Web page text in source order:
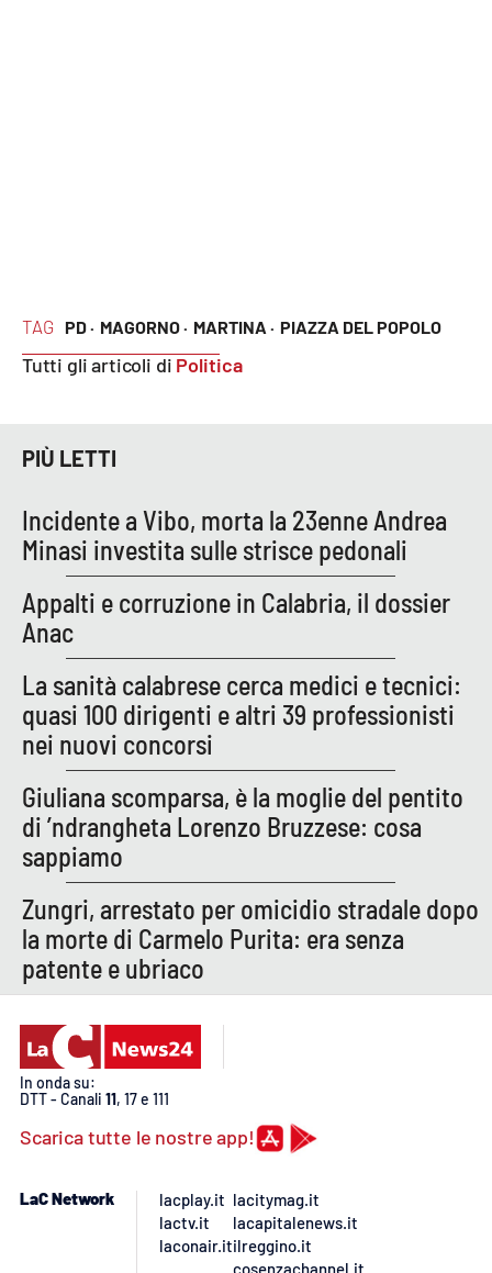
EDIZIONI
LOCALI
Vibo Valentia
Reggio Calabria
Cosenza
Lamezia Terme
PROGETTI
SPECIALI
Buona Sanità Calabria
LA
CALABRIAVISIONE
Destinazioni
Eventi
Food
Storie
TAG PD · MAGORNO · MARTINA · PIAZZA DEL POPOLO
Tutti gli articoli di Politica
PIÙ LETTI
Incidente a Vibo, morta la 23enne Andrea
Minasi investita sulle strisce pedonali
Appalti e corruzione in Calabria, il dossier
Anac
La sanità calabrese cerca medici e tecnici:
quasi 100 dirigenti e altri 39 professionisti
nei nuovi concorsi
Giuliana scomparsa, è la moglie del pentito
di ’ndrangheta Lorenzo Bruzzese: cosa
sappiamo
Zungri, arrestato per omicidio stradale dopo
la morte di Carmelo Purita: era senza
patente e ubriaco
In onda su:
DTT - Canali 11, 17 e 111
Scarica tutte le nostre app!
LaC Network
lacplay.it
lactv.it
laconair.it
lacitymag.it
lacapitalenews.it
ilreggino.it
cosenzachannel.it